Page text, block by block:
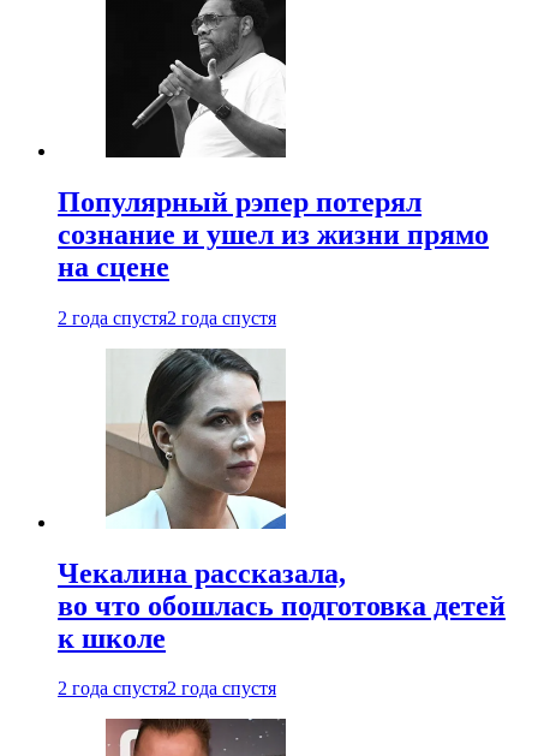
Популярный рэпер потерял
сознание и ушел из жизни прямо
на сцене
2 года спустя2 года спустя
Чекалина рассказала,
во что обошлась подготовка детей
к школе
2 года спустя2 года спустя